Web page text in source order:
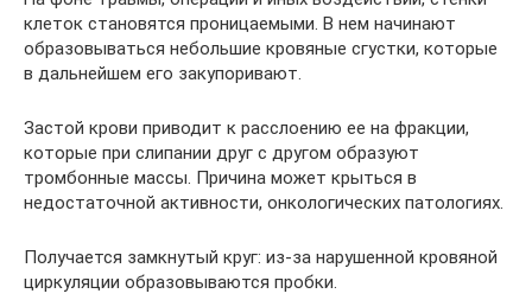
клеток становятся проницаемыми. В нем начинают
образовываться небольшие кровяные сгустки, которые
в дальнейшем его закупоривают.
Застой крови приводит к расслоению ее на фракции,
которые при слипании друг с другом образуют
тромбонные массы. Причина может крыться в
недостаточной активности, онкологических патологиях.
Получается замкнутый круг: из-за нарушенной кровяной
циркуляции образовываются пробки.